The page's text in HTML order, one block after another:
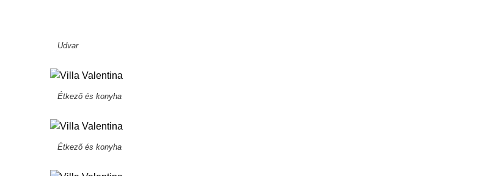
Udvar
Étkező és konyha
Étkező és konyha